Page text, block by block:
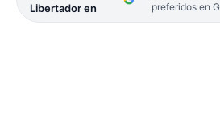
Libertador en
preferidos en